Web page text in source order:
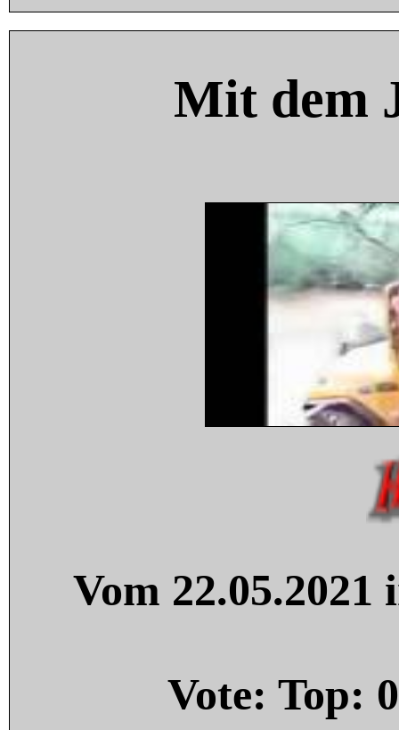
Mit dem
Vom
Vote: Top: 0